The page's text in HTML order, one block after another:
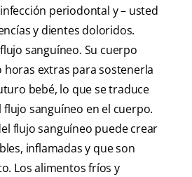
periodontal y – usted
y dientes doloridos.
sanguíneo. Su cuerpo
horas extras para sostenerla
bebé, lo que se traduce
sanguíneo en el cuerpo.
flujo sanguíneo puede crear
inflamadas y que son
Los alimentos fríos y